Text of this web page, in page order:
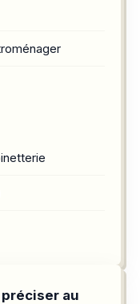
au